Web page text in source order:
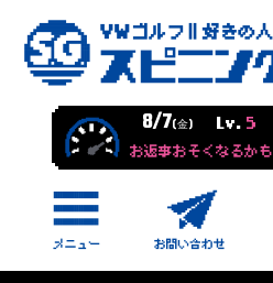
8/7(金) Lv. 5
お返事おそくなるかも